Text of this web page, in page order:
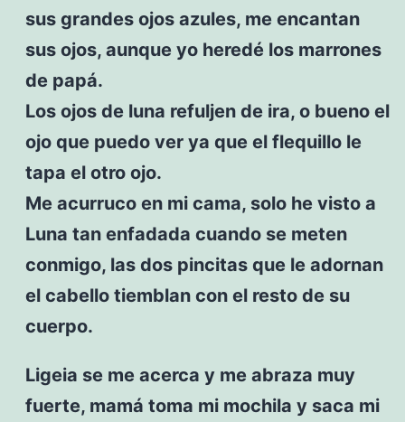
sus grandes ojos azules, me encantan
sus ojos, aunque yo heredé los marrones
de papá.
Los ojos de luna refuljen de ira, o bueno el
ojo que puedo ver ya que el flequillo le
tapa el otro ojo.
Me acurruco en mi cama, solo he visto a
Luna tan enfadada cuando se meten
conmigo, las dos pincitas que le adornan
el cabello tiemblan con el resto de su
cuerpo.
Ligeia se me acerca y me abraza muy
fuerte, mamá toma mi mochila y saca mi